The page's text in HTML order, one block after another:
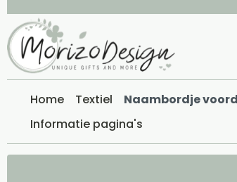
Home Textiel Naambordje
Informatie pagina's